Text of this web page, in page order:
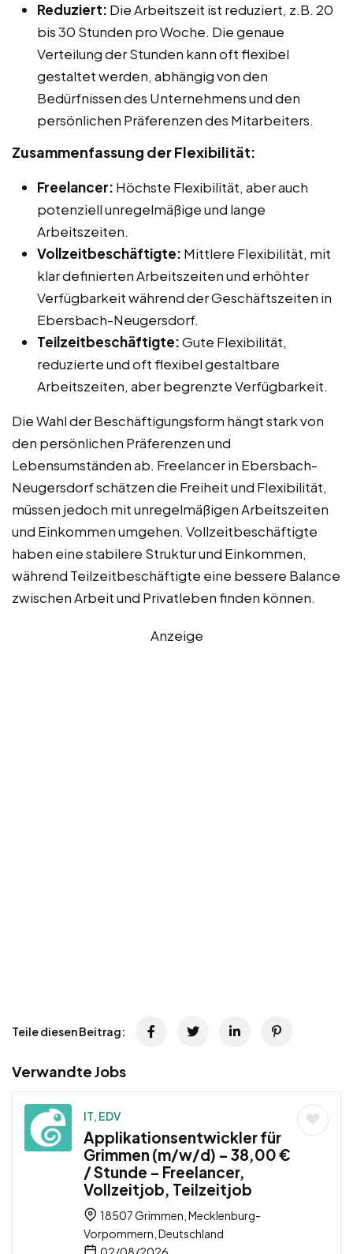
Reduziert: Die Arbeitszeit ist reduziert, z.B. 20
bis 30 Stunden pro Woche. Die genaue
Verteilung der Stunden kann oft flexibel
gestaltet werden, abhängig von den
Bedürfnissen des Unternehmens und den
persönlichen Präferenzen des Mitarbeiters.
Zusammenfassung der Flexibilität:
Freelancer: Höchste Flexibilität, aber auch
potenziell unregelmäßige und lange
Arbeitszeiten.
Vollzeitbeschäftigte: Mittlere Flexibilität, mit
klar definierten Arbeitszeiten und erhöhter
Verfügbarkeit während der Geschäftszeiten in
Ebersbach-Neugersdorf.
Teilzeitbeschäftigte:Gute Flexibilität,
reduzierte und oft flexibel gestaltbare
Arbeitszeiten, aber begrenzte Verfügbarkeit.
Die Wahl der Beschäftigungsform hängt stark von
den persönlichen Präferenzen und
Lebensumständen ab. Freelancer in Ebersbach-
Neugersdorf schätzen die Freiheit und Flexibilität,
müssen jedoch mit unregelmäßigen Arbeitszeiten
und Einkommen umgehen. Vollzeitbeschäftigte
haben eine stabilere Struktur und Einkommen,
während Teilzeitbeschäftigte eine bessere Balance
zwischen Arbeit und Privatleben finden können.
Anzeige
Teile diesen Beitrag:
Verwandte Jobs
IT, EDV
Applikationsentwickler für
Grimmen (m/w/d) – 38,00 €
/ Stunde – Freelancer,
Vollzeitjob, Teilzeitjob
18507 Grimmen, Mecklenburg-
Vorpommern, Deutschland